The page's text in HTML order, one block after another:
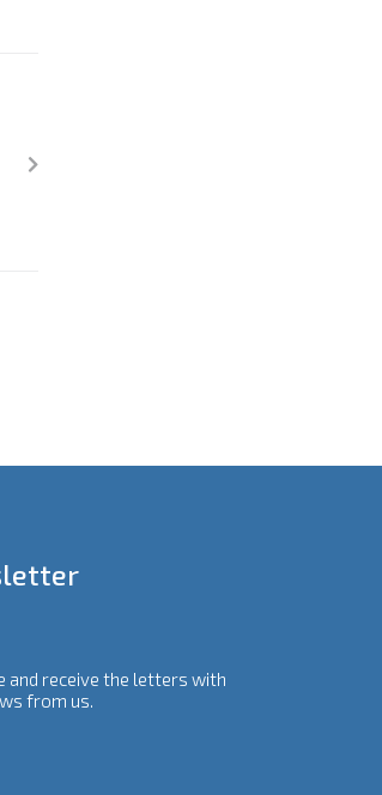
and receive the letters with
from us.